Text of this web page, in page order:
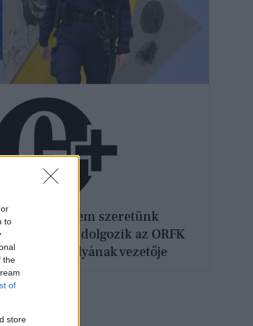
to
the
of
store
nem szeretünk
- Így dolgozik az ORFK
Osztályának vezetője